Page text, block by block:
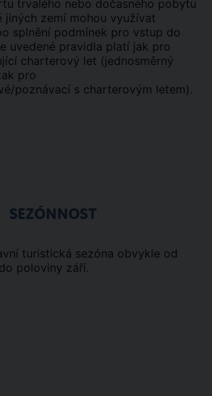
trvalého nebo dočasného pobytu
jiných zemí mohou využívat
splnění podmínek pro vstup do
uvedené pravidla platí jak pro
charterový let (jednosměrný
pro
poznávací s charterovým letem).
SEZÓNNOST
turistická sezóna obvykle od
poloviny září.